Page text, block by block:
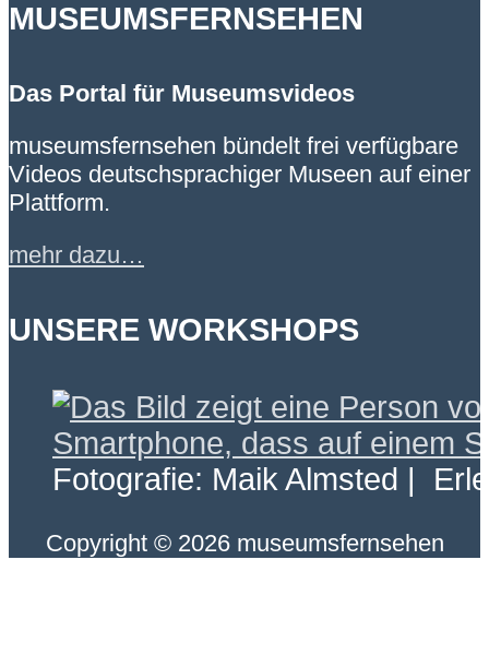
MUSEUMSFERNSEHEN
Das Portal für Museumsvideos
museumsfernsehen bündelt frei verfügbare
Videos deutschsprachiger Museen auf einer
Plattform.
mehr dazu…
UNSERE WORKSHOPS
Fotografie: Maik Almsted |
Copyright © 2026 museumsfernsehen